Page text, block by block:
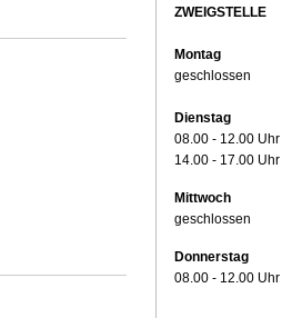
ZWEIGSTELLE
Montag
geschlossen
Dienstag
08.00 - 12.00 Uhr
14.00 - 17.00 Uhr
Mittwoch
geschlossen
Donnerstag
08.00 - 12.00 Uhr